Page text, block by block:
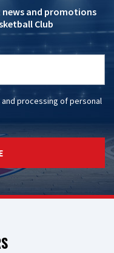
and promotions
Club
andprocessing of personal